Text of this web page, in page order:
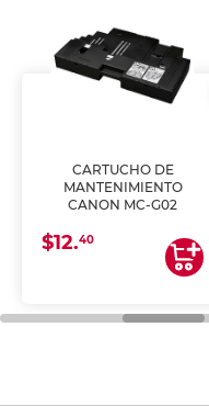
CARTUCHO DE
MANTENIMIENTO
CANON MC-G02
$12.40